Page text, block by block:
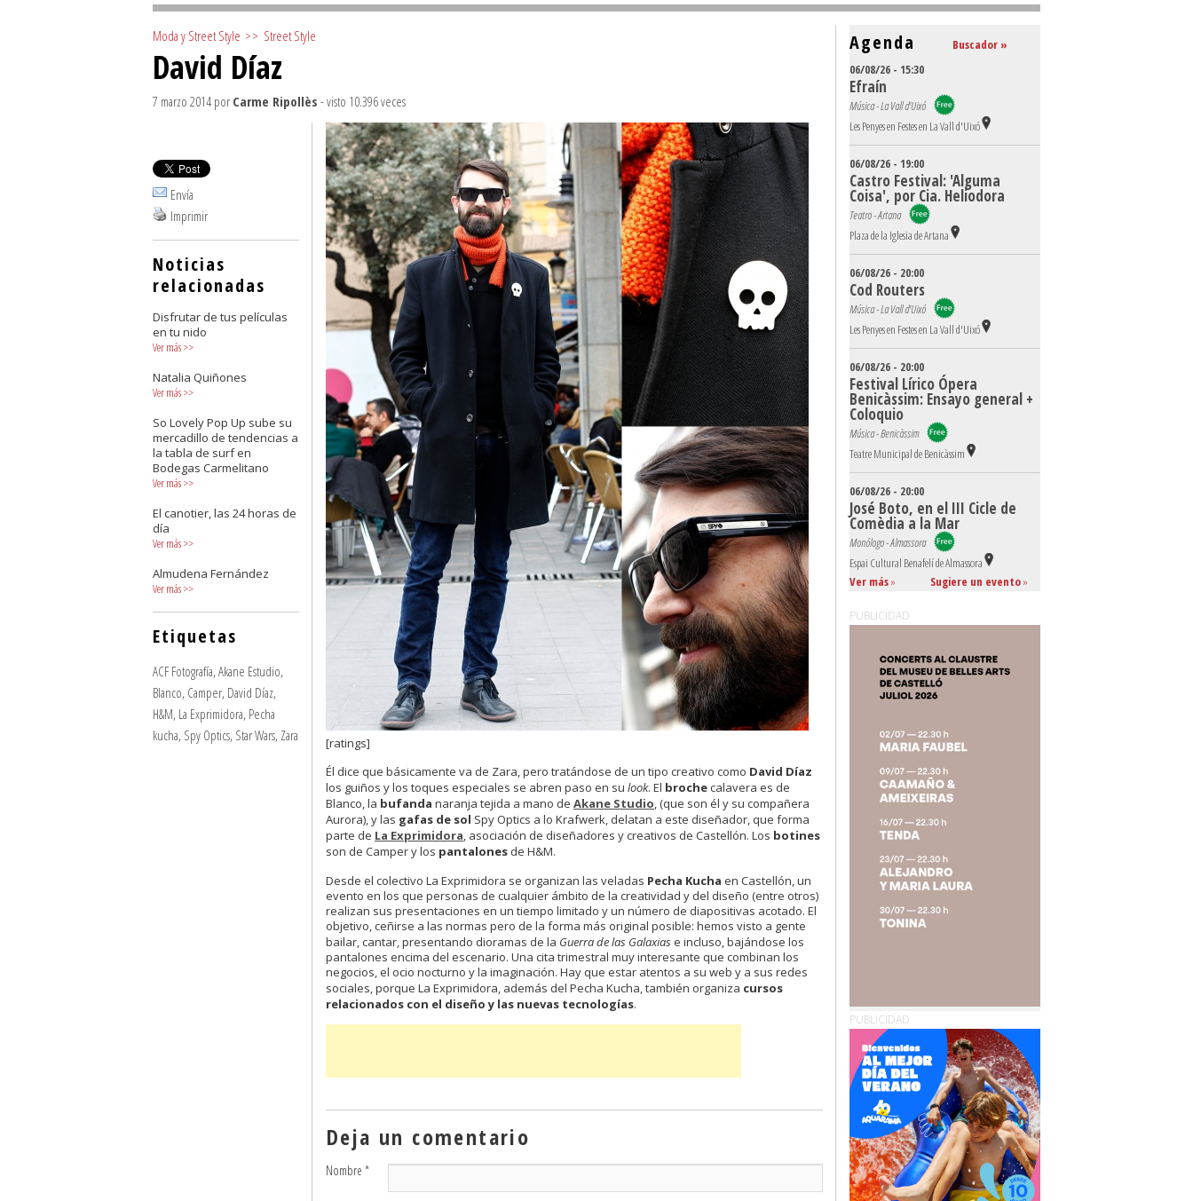
Sivan...
Moda y Street Style >> Street Style
David Díaz
7 marzo 2014 por Carme Ripollès - visto 10.396 veces
Envía
Imprimir
Noticias
relacionadas
Disfrutar de tus películas
en tu nido
Ver más>>
Natalia Quiñones
Ver más>>
So Lovely Pop Up sube su
mercadillo de tendencias a
la tabla de surf en
Bodegas Carmelitano
Ver más>>
El canotier, las 24 horas de
día
Ver más>>
Almudena Fernández
Ver más>>
Etiquetas
ACF Fotografía, Akane Estudio,
Blanco, Camper, David Díaz,
H&M, La Exprimidora, Pecha
kucha, Spy Optics, Star Wars, Zara
[ratings]
Él dice que básicamente va de Zara, pero tratándose de un tipo creativo como David Díaz
los guiños y los toques especiales se abren paso en su look. El brochecalavera es de
Blanco, la bufanda naranja tejida a mano de Akane Studio, (que son él y su compañera
Aurora), y las gafas de sol Spy Optics a lo Krafwerk, delatan a este diseñador, que forma
parte de La Exprimidora, asociación de diseñadores y creativos de Castellón. Los botines
son de Camper y los pantalones de H&M.
Desde el colectivo La Exprimidora se organizan las veladas Pecha Kucha en Castellón, un
evento en los que personas de cualquier ámbito de la creatividad y del diseño (entre otros)
realizan sus presentaciones en un tiempo limitado y un número de diapositivas acotado. El
objetivo, ceñirse a las normas pero de la forma más original posible: hemos visto a gente
bailar, cantar, presentando dioramas de la Guerra de las Galaxias e incluso, bajándose los
pantalones encima del escenario. Una cita trimestral muy interesante que combinan los
negocios, el ocio nocturno y la imaginación. Hay que estar atentos a su web y a sus redes
sociales, porque La Exprimidora, además del Pecha Kucha, también organiza cursos
relacionados con el diseño y las nuevas tecnologías.
Deja un comentario
Nombre *
Agenda
Buscador »
06/08/26 - 15:30
Efraín
Música - La Vall d'Uixó
Les Penyes en Festes en La Vall d'Uixó
06/08/26 - 19:00
Castro Festival: 'Alguma
Coisa', por Cia. Heliodora
Teatro - Artana
Plaza de la Iglesia de Artana
06/08/26 - 20:00
Cod Routers
Música - La Vall d'Uixó
Les Penyes en Festes en La Vall d'Uixó
06/08/26 - 20:00
Festival Lírico Ópera
Benicàssim: Ensayo general +
Coloquio
Música - Benicàssim
Teatre Municipal de Benicàssim
06/08/26 - 20:00
José Boto, en el III Cicle de
Comèdia a la Mar
Monólogo - Almassora
Espai Cultural Benafelí de Almassora
Ver más» Sugiere un evento»
PUBLICIDAD
PUBLICIDAD